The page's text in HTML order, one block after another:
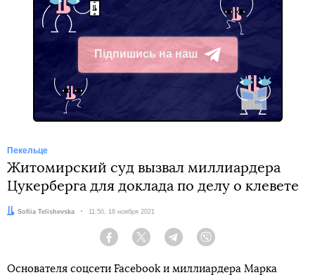
Підпишись на наш
Telegram
Пекельце
Житомирский суд вызвал миллиардера
Цукерберга для доклада по делу о клевете
Автор:
Sofiia Telishevska Дата:
11:50, 18 ноября 2021
Facebook Twitter Telegram
Основателя соцсети Facebook и миллиардера Марка